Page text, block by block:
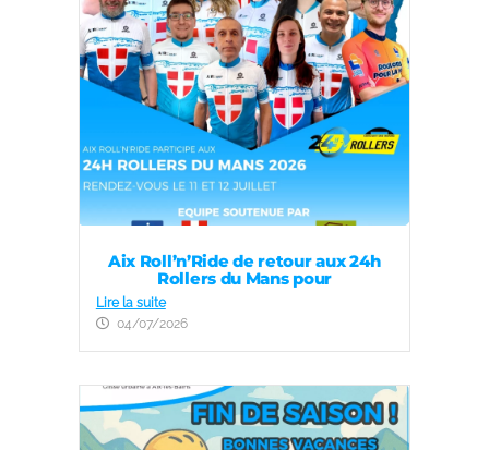
Aix Roll’n’Ride de retour aux 24h
Rollers du Mans pour
Lire la suite
04/07/2026